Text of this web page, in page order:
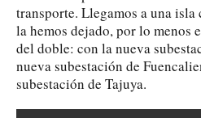
transporte. Llegamos a una isla
la hemos dejado, por lo menos
del doble: con la nueva
nueva subestación de
subestación de Tajuya.